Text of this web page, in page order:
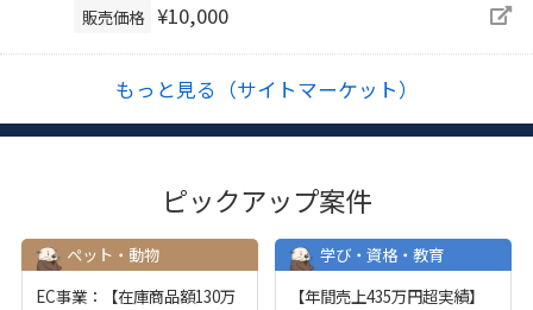
販売価格 ¥10,000
もっと見る（サイトマーケット）
ピックアップ案件
ペット・動物
EC事業：【在庫商品額130万
学び・資格・教育
【年間売上435万円超実績】